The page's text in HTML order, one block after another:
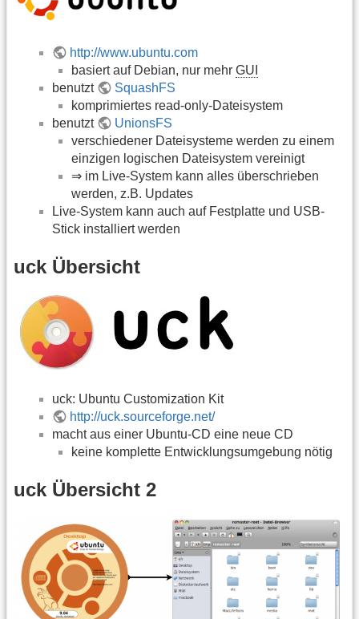
http://www.ubuntu.com
basiert auf Debian, nur mehr GUI
benutzt
SquashFS
komprimiertes read-only-Dateisystem
benutzt
UnionsFS
verschiedener Dateisysteme werden zu einem
einzigen logischen Dateisystem vereinigt
⇒ im Live-System kann alles überschrieben
werden, z.B. Updates
Live-System kann auch auf Festplatte und USB-
Stick installiert werden
uck Übersicht
uck: Ubuntu Customization Kit
http://uck.sourceforge.net/
macht aus einer Ubuntu-CD eine neue CD
keine komplette Entwicklungsumgebung nötig
uck Übersicht 2